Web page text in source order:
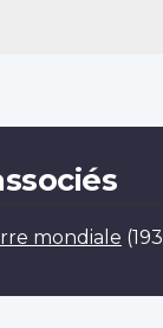
mondiale